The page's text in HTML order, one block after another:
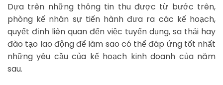
Dựa trên những thông tin thu được từ bước trên,
phòng kế nhân sự tiến hành đưa ra các kế hoạch,
quyết định liên quan đến việc tuyển dụng, sa thải hay
đào tạo lao động để làm sao có thể đáp ứng tốt nhất
những yêu cầu của kế hoạch kinh doanh của năm
sau.